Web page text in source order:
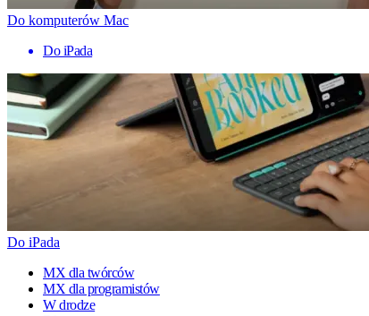
Do komputerów Mac
Do iPada
Do iPada
MX dla twórców
MX dla programistów
W drodze